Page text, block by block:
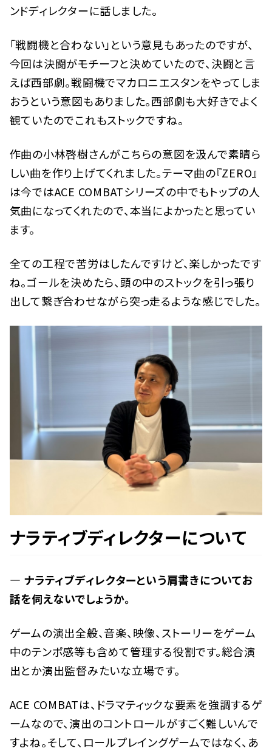
ンドディレクターに話しました。
「戦闘機と合わない」という意見もあったのですが、
今回は決闘がモチーフと決めていたので、決闘と言
えば西部劇。戦闘機でマカロニエスタンをやってしま
おうという意図もありました。西部劇も大好きでよく
観ていたのでこれもストックですね。
作曲の小林啓樹さんがこちらの意図を汲んで素晴ら
しい曲を作り上げてくれました。テーマ曲の『ZERO』
は今ではACE COMBATシリーズの中でもトップの人
気曲になってくれたので、本当によかったと思ってい
ます。
全ての工程で苦労はしたんですけど、楽しかったです
ね。ゴールを決めたら、頭の中のストックを引っ張り
出して繋ぎ合わせながら突っ走るような感じでした。
ナラティブディレクターについて
— ナラティブディレクターという肩書きについてお
話を伺えないでしょうか。
ゲームの演出全般、音楽、映像、ストーリーをゲーム
中のテンポ感等も含めて管理する役割です。総合演
出とか演出監督みたいな立場です。
ACE COMBATは、ドラマティックな要素を強調するゲ
ームなので、演出のコントロールがすごく難しいんで
すよね。そして、ロールプレイングゲームではなく、あ